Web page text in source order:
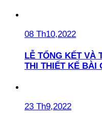
08 Th10,2022
LỄ TỔNG KẾT VÀ
THI THIẾT KẾ BÀI
23 Th9,2022